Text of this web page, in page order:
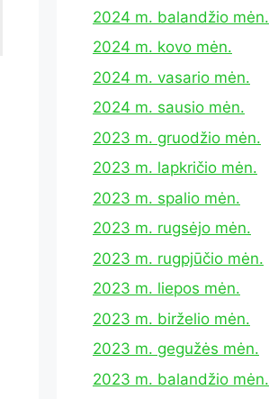
2024 m. balandžio mėn.
2024 m. kovo mėn.
2024 m. vasario mėn.
2024 m. sausio mėn.
2023 m. gruodžio mėn.
2023 m. lapkričio mėn.
2023 m. spalio mėn.
2023 m. rugsėjo mėn.
2023 m. rugpjūčio mėn.
2023 m. liepos mėn.
2023 m. birželio mėn.
2023 m. gegužės mėn.
2023 m. balandžio mėn.